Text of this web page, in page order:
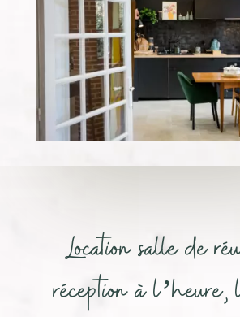
Location salle de
réception à